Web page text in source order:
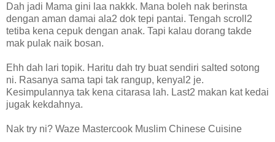
Dah jadi Mama gini laa nakkk. Mana boleh nak berinsta
dengan aman damai ala2 dok tepi pantai. Tengah scroll2
tetiba kena cepuk dengan anak. Tapi kalau dorang takde
mak pulak naik bosan.
Ehh dah lari topik. Haritu dah try buat sendiri salted sotong
ni. Rasanya sama tapi tak rangup, kenyal2 je.
Kesimpulannya tak kena citarasa lah. Last2 makan kat kedai
jugak kekdahnya.
Nak try ni? Waze Mastercook Muslim Chinese Cuisine